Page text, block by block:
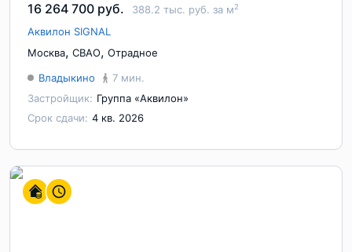
16 264 700 руб.
388.2 тыс. руб. за м2
Аквилон SIGNAL
Москва, СВАО, Отрадное
Владыкино
7 мин.
Застройщик: Группа «Аквилон»
Срок сдачи: 4 кв. 2026